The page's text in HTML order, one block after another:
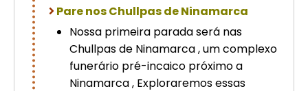
Pare nos Chullpas de Ninamarca
Nossa primeira parada será nas
Chullpas de Ninamarca , um complexo
funerário pré-incaico próximo a
Ninamarca , Exploraremos essas